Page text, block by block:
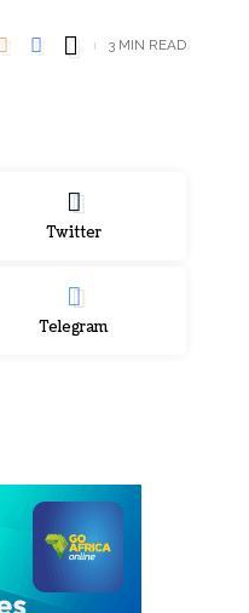
3 MIN READ
Twitter
Telegram